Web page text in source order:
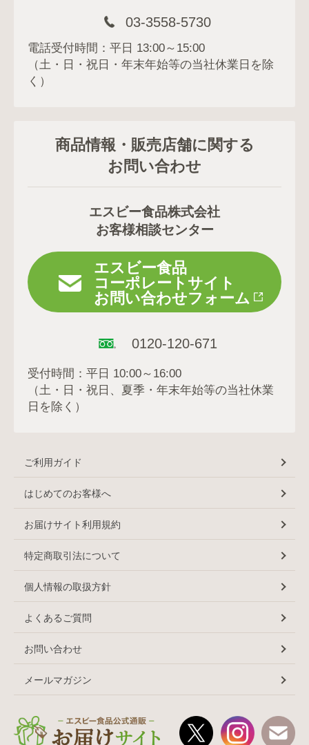
03-3558-5730
電話受付時間：平日 13:00～15:00
（土・日・祝日・年末年始等の当社休業日を除
く）
商品情報・販売店舗に関する
お問い合わせ
エスビー食品株式会社
お客様相談センター
エスビー食品
コーポレートサイト
お問い合わせフォーム
0120-120-671
受付時間：平日 10:00～16:00
（土・日・祝日、夏季・年末年始等の当社休業
日を除く）
ご利用ガイド
はじめてのお客様へ
お届けサイト利用規約
特定商取引法について
個人情報の取扱方針
よくあるご質問
お問い合わせ
メールマガジン